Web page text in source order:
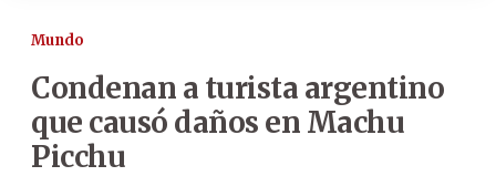
Mundo
Condenan a turista argentino
que causó daños en Machu
Picchu